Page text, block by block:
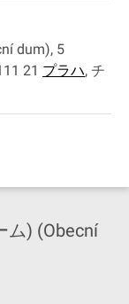
dum), 5
21 プラハ, チ
ム) (Obecní